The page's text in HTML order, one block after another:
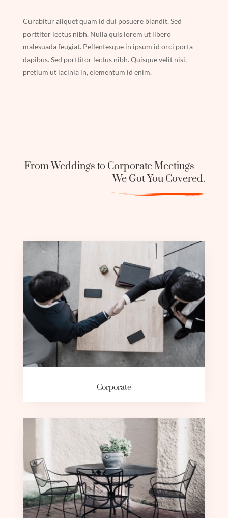
Curabitur aliquet quam id dui posuere blandit. Sed
porttitor lectus nibh. Nulla quis lorem ut libero
malesuada feugiat. Pellentesque in ipsum id orci porta
dapibus. Sed porttitor lectus nibh. Quisque velit nisi,
pretium ut lacinia in, elementum id enim.
From Weddings to Corporate Meetings—
We Got You Covered.
Corporate